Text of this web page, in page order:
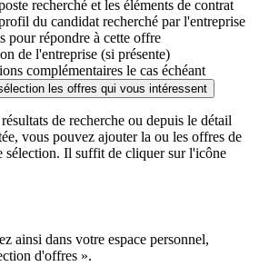
recherché et les éléments de contrat
du candidat recherché par l'entreprise
pour répondre à cette offre
de l'entreprise (si présente)
complémentaires le cas échéant
les offres qui vous intéressent
de recherche ou depuis le détail
vous pouvez ajouter la ou les offres de
sélection. Il suffit de cliquer sur l'icône
ainsi dans votre espace personnel,
d'offres ».